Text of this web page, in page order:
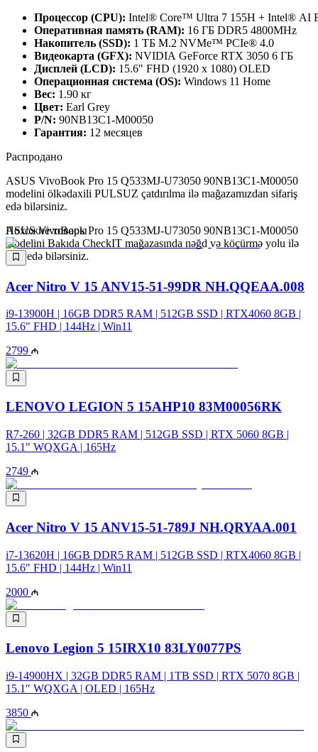
Процессор (CPU): Intel® Core™ Ultra 7 155H + Intel® AI
Оперативная память (RAM): 16 ГБ DDR5 4800MHz
Накопитель (SSD): 1 ТБ M.2 NVMe™ PCIe® 4.0
Видеокарта (GFX): NVIDIA GeForce RTX 3050 6 ГБ
Дисплей (LCD): 15.6" FHD (1920 x 1080) OLED
Операционная система (OS): Windows 11 Home
Вес: 1.90 кг
Цвет: Earl Grey
P/N: 90NB13C1-M00050
Гарантия: 12 месяцев
Распродано
ASUS VivoBook Pro 15 Q533MJ-U73050 90NB13C1-M00050
modelini ölkədaxili PULSUZ çatdırılma ilə mağazamızdan sifariş
edə bilərsiniz.
ASUS VivoBook Pro 15 Q533MJ-U73050 90NB13C1-M00050
modelini Bakıda CheckIT mağazasında nəğd və köçürmə yolu ilə
əldə edə bilərsiniz.
Похожие товары
Acer Nitro V 15 ANV15-51-99DR NH.QQEAA.008
i9-13900H | 16GB DDR5 RAM | 512GB SSD | RTX4060 8GB |
15.6" FHD | 144Hz | Win11
2799
LENOVO LEGION 5 15AHP10 83M00056RK
R7-260 | 32GB DDR5 RAM | 512GB SSD | RTX 5060 8GB |
15.1" WQXGA | 165Hz
2749
Acer Nitro V 15 ANV15-51-789J NH.QRYAA.001
i7-13620H | 16GB DDR5 RAM | 512GB SSD | RTX4060 8GB |
15.6" FHD | 144Hz | Win11
2000
Lenovo Legion 5 15IRX10 83LY0077PS
i9-14900HX | 32GB DDR5 RAM | 1TB SSD | RTX 5070 8GB |
15.1″ WQXGA | OLED | 165Hz
3850